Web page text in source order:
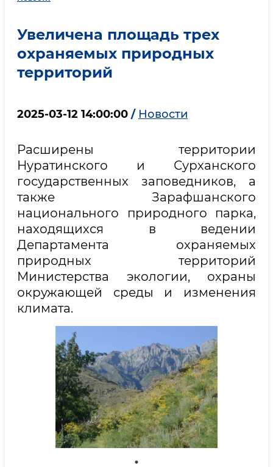
Увеличена площадь трех
охраняемых природных
территорий
2025-03-12 14:00:00 / Новости
Расширены территории
Нуратинского и Сурханского
государственных заповедников, а
также Зарафшанского
национального природного парка,
находящихся в ведении
Департамента охраняемых
природных территорий
Министерства экологии, охраны
окружающей среды и изменения
климата.